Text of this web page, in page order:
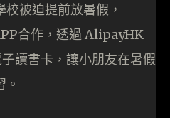
被迫提前放暑假，
合作，透過 AlipayHK
讀書卡，讓小朋友在暑假